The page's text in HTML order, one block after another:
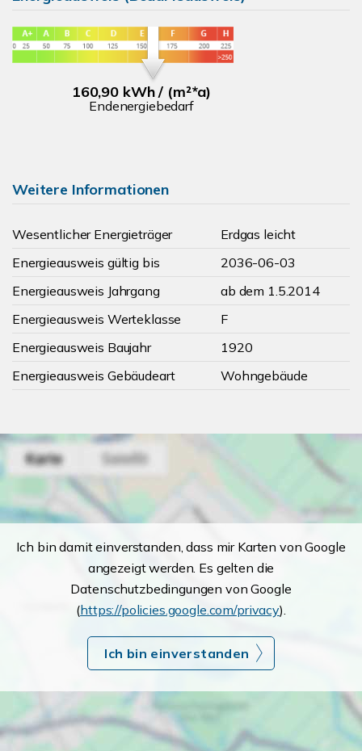
160,90 kWh / (m²*a)
Endenergiebedarf
Weitere Informationen
Wesentlicher Energieträger
Erdgas leicht
Energieausweis gültig bis
2036-06-03
Energieausweis Jahrgang
ab dem 1.5.2014
Energieausweis Werteklasse
F
Energieausweis Baujahr
1920
Energieausweis Gebäudeart
Wohngebäude
Ich bin damit einverstanden, dass mir Karten von Google
angezeigt werden. Es gelten die
Datenschutzbedingungen von Google
(https://policies.google.com/privacy).
Ich bin einverstanden